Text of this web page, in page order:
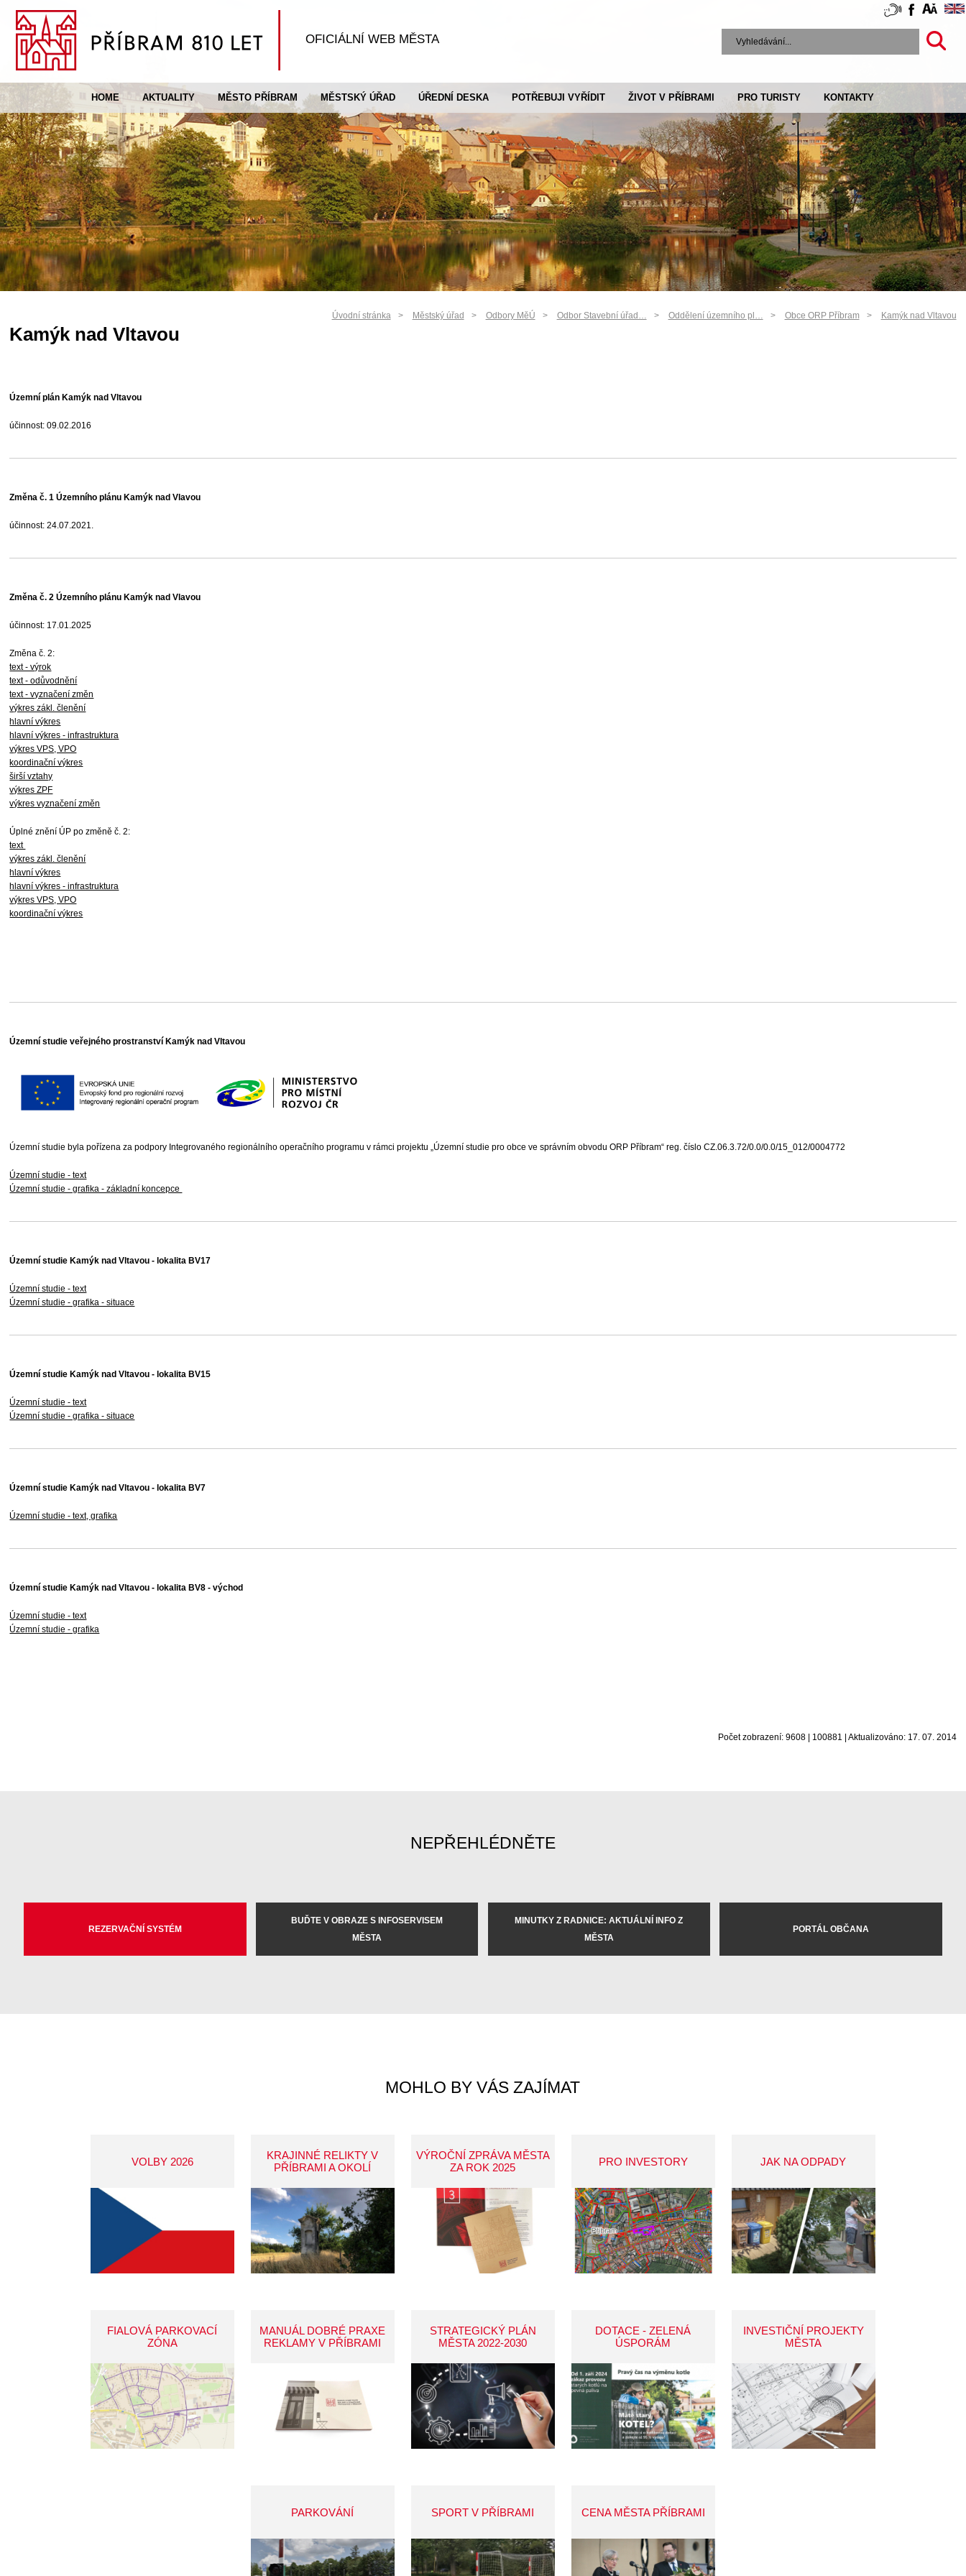
OFICIÁLNÍ WEB MĚSTA
HOME AKTUALITY MĚSTO PŘÍBRAM MĚSTSKÝ ÚŘAD ÚŘEDNÍ DESKA POTŘEBUJI VYŘÍDIT ŽIVOT V PŘÍBRAMI PRO TURISTY KONTAKTY
Úvodní stránka Městský úřad Odbory MěÚ Odbor Stavební úřad… Oddělení územního pl… Obce ORP Příbram Kamýk nad Vltavou
Kamýk nad Vltavou
Územní plán Kamýk nad Vltavou
účinnost: 09.02.2016
Změna č. 1 Územního plánu Kamýk nad Vlavou
účinnost: 24.07.2021.
Změna č. 2 Územního plánu Kamýk nad Vlavou
účinnost: 17.01.2025
Změna č. 2:
text - výrok
text - odůvodnění
text - vyznačení změn
výkres zákl. členění
hlavní výkres
hlavní výkres - infrastruktura
výkres VPS, VPO
koordinační výkres
širší vztahy
výkres ZPF
výkres vyznačení změn
Úplné znění ÚP po změně č. 2:
text
výkres zákl. členění
hlavní výkres
hlavní výkres - infrastruktura
výkres VPS, VPO
koordinační výkres
Územní studie veřejného prostranství Kamýk nad Vltavou
Územní studie byla pořízena za podpory Integrovaného regionálního operačního programu v rámci projektu „Územní studie pro obce ve správním obvodu ORP Příbram“ reg. číslo CZ.06.3.72/0.0/0.0/15_012/0004772
Územní studie - text
Územní studie - grafika - základní koncepce
Územní studie Kamýk nad Vltavou - lokalita BV17
Územní studie - text
Územní studie - grafika - situace
Územní studie Kamýk nad Vltavou - lokalita BV15
Územní studie - text
Územní studie - grafika - situace
Územní studie Kamýk nad Vltavou - lokalita BV7
Územní studie - text, grafika
Územní studie Kamýk nad Vltavou - lokalita BV8 - východ
Územní studie - text
Územní studie - grafika
Počet zobrazení: 9608 | 100881 | Aktualizováno: 17. 07. 2014
NEPŘEHLÉDNĚTE
REZERVAČNÍ SYSTÉM
BUĎTE V OBRAZE S INFOSERVISEM
MĚSTA
MINUTKY Z RADNICE: AKTUÁLNÍ INFO Z
MĚSTA
PORTÁL OBČANA
MOHLO BY VÁS ZAJÍMAT
VOLBY 2026
KRAJINNÉ RELIKTY V
PŘÍBRAMI A OKOLÍ
VÝROČNÍ ZPRÁVA MĚSTA
ZA ROK 2025
PRO INVESTORY JAK NA ODPADY
FIALOVÁ PARKOVACÍ
ZÓNA
MANUÁL DOBRÉ PRAXE
REKLAMY V PŘÍBRAMI
STRATEGICKÝ PLÁN
MĚSTA 2022-2030
DOTACE - ZELENÁ
ÚSPORÁM
INVESTIČNÍ PROJEKTY
MĚSTA
PARKOVÁNÍ SPORT V PŘÍBRAMI CENA MĚSTA PŘÍBRAMI